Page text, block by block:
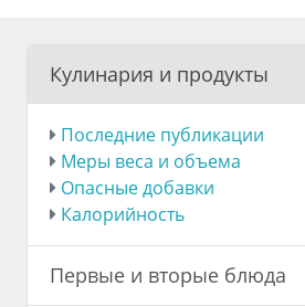
Кулинария и продукты
Последние публикации
Меры веса и объема
Опасные добавки
Калорийность
Первые и вторые блюда